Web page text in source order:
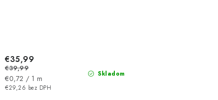
Skladom
€29,26 bez DPH
€35,99
€39,99
Jednotková
cena:
€0,72 / 1 m